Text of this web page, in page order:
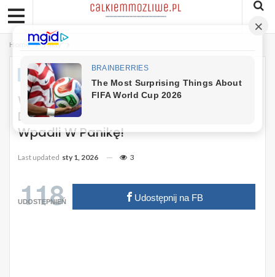
Home Fakty
FAKTY
Warszawiacy Aż Powychodzili Z
Domów. Kule Ognia Na Niebie. Polacy
Wpadli W Panikę!
Last updated sty 1, 2026 3
118
UDOSTĘPNIEŃ Udostępnij na FB